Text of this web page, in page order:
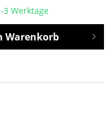
Werktage
Warenkorb